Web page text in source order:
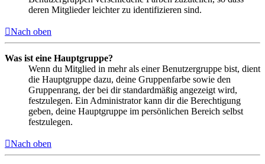
deren Mitglieder leichter zu identifizieren sind.
Nach oben
Was ist eine Hauptgruppe?
Wenn du Mitglied in mehr als einer Benutzergruppe bist, dient
die Hauptgruppe dazu, deine Gruppenfarbe sowie den
Gruppenrang, der bei dir standardmäßig angezeigt wird,
festzulegen. Ein Administrator kann dir die Berechtigung
geben, deine Hauptgruppe im persönlichen Bereich selbst
festzulegen.
Nach oben